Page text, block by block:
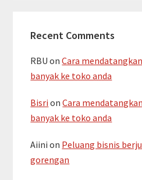
Recent Comments
RBU onCara
banyak ke toko anda
Bisri onCara
banyak ke toko anda
Aiini on Peluang bisnis
gorengan